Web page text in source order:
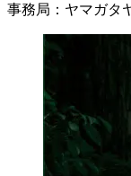
事務局：ヤマガタ